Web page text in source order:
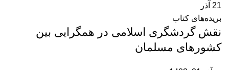
21 آذر
بریده‌های کتاب
نقش گردشگری اسلامی در همگرایی بین
کشورهای مسلمان